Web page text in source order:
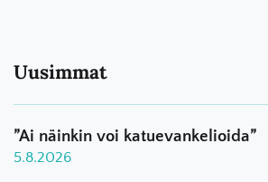
Uusimmat
”Ai näinkin voi katuevankelioida”
5.8.2026